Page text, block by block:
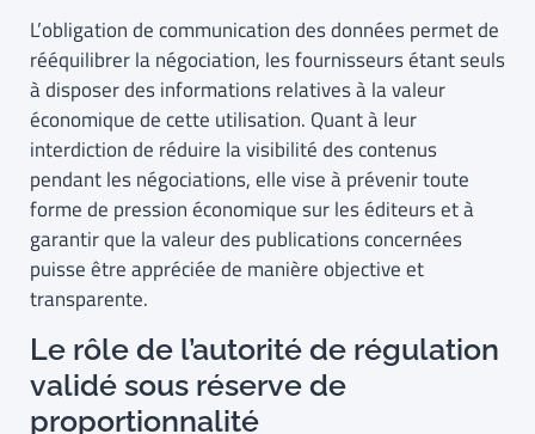
L’obligation de communication des données permet de
rééquilibrer la négociation, les fournisseurs étant seuls
à disposer des informations relatives à la valeur
économique de cette utilisation. Quant à leur
interdiction de réduire la visibilité des contenus
pendant les négociations, elle vise à prévenir toute
forme de pression économique sur les éditeurs et à
garantir que la valeur des publications concernées
puisse être appréciée de manière objective et
transparente.
Le rôle de l’autorité de régulation
validé sous réserve de
proportionnalité